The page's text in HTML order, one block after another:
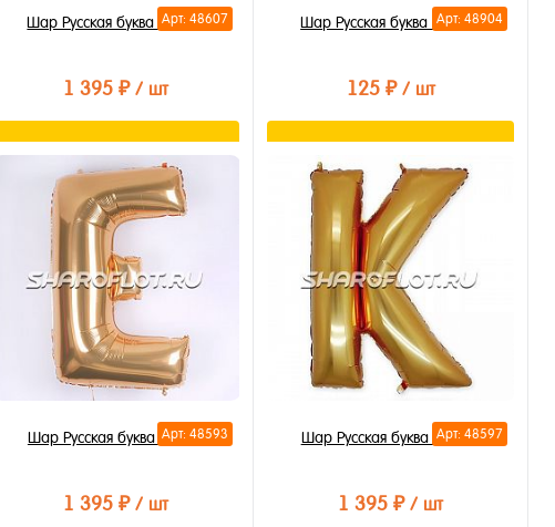
Арт: 48607
Шар Русская буква Т 85см
1 395 ₽/ шт
В корзину
Купить в 1 клик
В избранное
В наличии
Арт: 48904
Шар Русская буква С 35см
125 ₽ / шт
Купить в 1 клик
В избранное
В наличии
Арт: 48593
Шар Русская буква Е 85см
1 395 ₽/ шт
Арт: 48597
Шар Русская буква К 85см
1 395 ₽/ шт